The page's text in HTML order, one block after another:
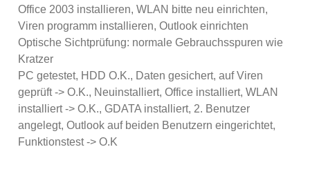
Office 2003 installieren, WLAN bitte neu einrichten,
Viren programm installieren, Outlook einrichten
Optische Sichtprüfung: normale Gebrauchsspuren wie
Kratzer
PC getestet, HDD O.K., Daten gesichert, auf Viren
geprüft -> O.K., Neuinstalliert, Office installiert, WLAN
installiert -> O.K., GDATA installiert, 2. Benutzer
angelegt, Outlook auf beiden Benutzern eingerichtet,
Funktionstest -> O.K